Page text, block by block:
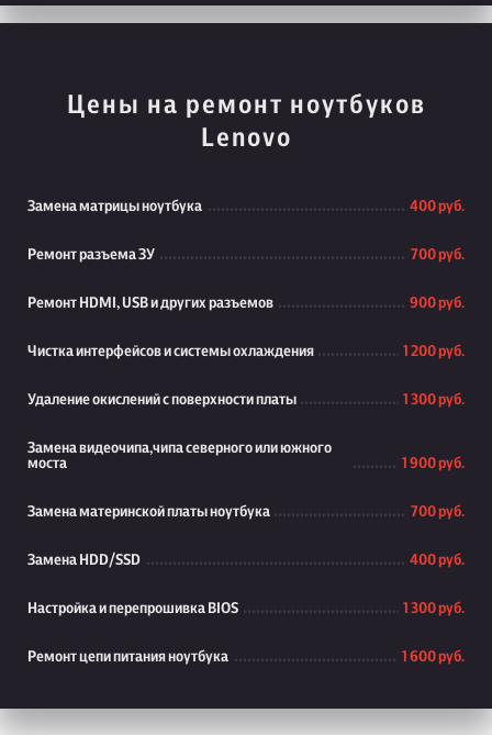
Цены на ремонт ноутбуков
Lenovo
Замена матрицы ноутбука 400 руб.
Ремонт разъема ЗУ 700 руб.
Ремонт HDMI, USB и других разъемов 900 руб.
Чистка интерфейсов и системы охлаждения 1 200 руб.
Удаление окислений с поверхности платы 1 300 руб.
Замена видеочипа,чипа северного или южного
моста
1 900 руб.
Замена материнской платы ноутбука 700 руб.
Замена HDD/SSD 400 руб.
Настройка и перепрошивка BIOS 1 300 руб.
Ремонт цепи питания ноутбука 1 600 руб.